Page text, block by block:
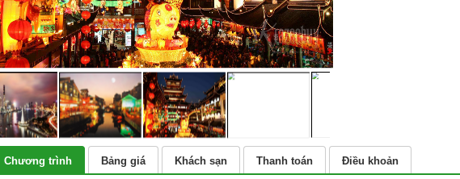
Chương trình Bảng giá Khách sạn Thanh toán Điều khoản